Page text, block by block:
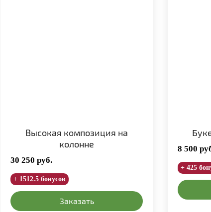
Высокая композиция на
колонне
30 250 руб.
+ 1512.5 бонусов
Заказать
8 500
+ 425